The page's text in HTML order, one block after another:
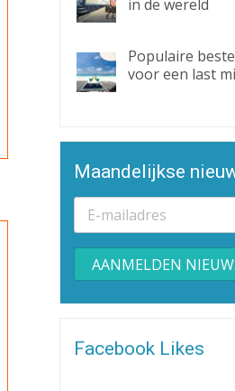
in de wereld
Populaire
voor een last
Maandelijkse
Alternative:
Facebook Likes